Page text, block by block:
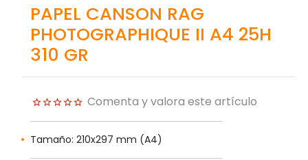
PAPEL CANSON RAG
PHOTOGRAPHIQUE II A4 25H
310 GR
Comenta y valora este artículo
Tamaño: 210x297 mm (A4)